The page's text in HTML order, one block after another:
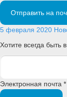
Отправить на
5 февраля 2020
Хотите всегда
Электронная почта *